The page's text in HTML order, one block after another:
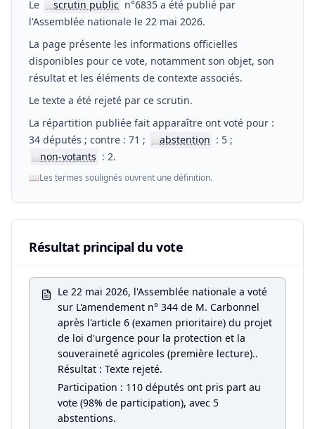
Le 📖scrutin public n°6835 a été publié par
l'Assemblée nationale le 22 mai 2026.
La page présente les informations officielles
disponibles pour ce vote, notamment son objet, son
résultat et les éléments de contexte associés.
Le texte a été rejeté par ce scrutin.
La répartition publiée fait apparaître ont voté pour :
34 députés ; contre : 71 ;
📖abstention : 5 ;
📖non-votants : 2.
📖Les termes soulignés ouvrent une définition.
Résultat principal du vote
Le 22 mai 2026, l'Assemblée nationale a voté
sur L'amendement n° 344 de M. Carbonnel
après l'article 6 (examen prioritaire) du projet
de loi d'urgence pour la protection et la
souveraineté agricoles (première lecture)..
Résultat : Texte rejeté.
Participation : 110 députés ont pris part au
vote (98% de participation), avec 5
abstentions.